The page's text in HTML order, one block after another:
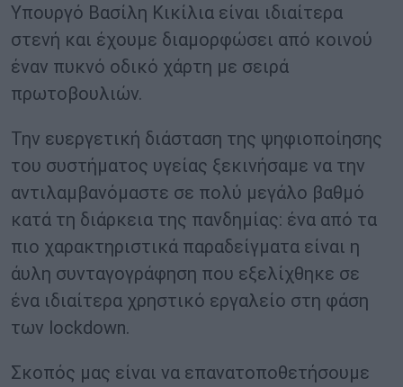
Υπουργό Βασίλη Κικίλια είναι ιδιαίτερα
στενή και έχουμε διαμορφώσει από κοινού
έναν πυκνό οδικό χάρτη με σειρά
πρωτοβουλιών.
Την ευεργετική διάσταση της ψηφιοποίησης
του συστήματος υγείας ξεκινήσαμε να την
αντιλαμβανόμαστε σε πολύ μεγάλο βαθμό
κατά τη διάρκεια της πανδημίας: ένα από τα
πιο χαρακτηριστικά παραδείγματα είναι η
άυλη συνταγογράφηση που εξελίχθηκε σε
ένα ιδιαίτερα χρηστικό εργαλείο στη φάση
των lockdown.
Σκοπός μας είναι να επανατοποθετήσουμε